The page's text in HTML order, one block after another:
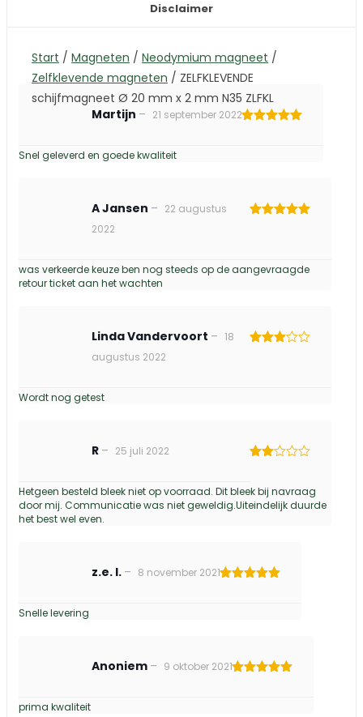
Disclaimer
Start / Magneten / Neodymium magneet /
Zelfklevende magneten / ZELFKLEVENDE
schijfmagneet Ø 20 mm x 2 mm N35 ZLFKL
Martijn – 21 september 2022
Snel geleverd en goede kwaliteit
A Jansen – 22 augustus
2022
was verkeerde keuze ben nog steeds op de aangevraagde
retour ticket aan het wachten
Linda Vandervoort – 18
augustus 2022
Wordt nog getest
5
R – 25 juli 2022
Hetgeen besteld bleek niet op voorraad. Dit bleek bij navraag
door mij. Communicatie was niet geweldig.Uiteindelijk duurde
het best wel even.
z.e. l. – 8 november 2021
Snelle levering
Anoniem – 9 oktober 2021
prima kwaliteit